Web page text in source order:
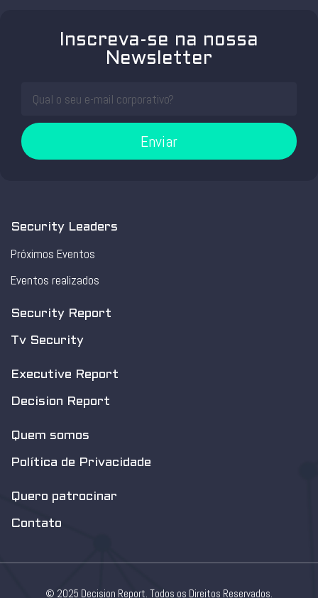
Inscreva-se na nossa
Newsletter
Enviar
Security Leaders
Próximos Eventos
Eventos realizados
Security Report
Tv Security
Executive Report
Decision Report
Quem somos
Política de Privacidade
Quero patrocinar
Contato
© 2025 Decision Report. Todos os Direitos Reservados.